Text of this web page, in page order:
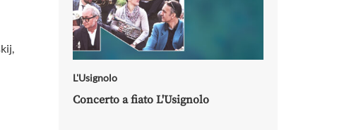
L'Usignolo
Concerto a fiato L'Usignolo